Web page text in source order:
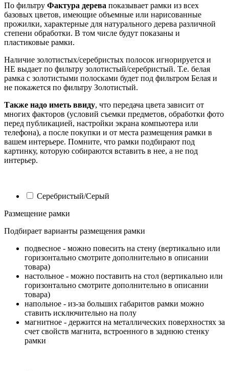
По фильтру Фактура дерева показывает рамки из всех
базовых цветов, имеющие объемные или нарисованные
прожилки, характерные для натурального дерева различной
степени обработки. В том числе будут показаны и
пластиковые рамки.
Наличие золотистых/серебристых полосок игнорируется и
НЕ выдает по фильтру золотистый/серебристый. Т.е. белая
рамка с золотистыми полосками будет под фильтром Белая и
не покажется по фильтру Золотистый.
Также надо иметь ввиду, что передача цвета зависит от
многих факторов (условий съемки предметов, обработки фото
перед публикацией, настройки экрана компьютера или
телефона), а после покупки и от места размещения рамки в
вашем интерьере. Помните, что рамки подбирают под
картинку, которую собираются вставить в нее, а не под
интерьер.
Серебристый/Серый
Размещение рамки
Подбирает варианты размещения рамки
подвесное - можно повесить на стену (вертикально или
горизонтально смотрите дополнительно в описании
товара)
настольное - можно поставить на стол (вертикально или
горизонтально смотрите дополнительно в описании
товара)
напольное - из-за больших габаритов рамки можно
ставить исключительно на полу
магнитное - держится на металлических поверхностях за
счет свойств магнита, встроенного в заднюю стенку
рамки